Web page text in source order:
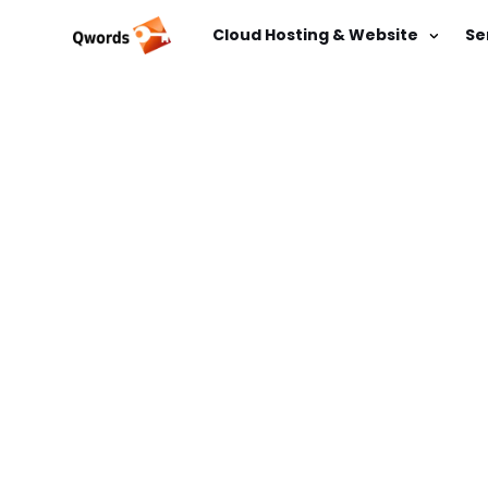
Cloud Hosting & Website